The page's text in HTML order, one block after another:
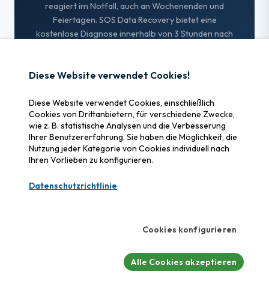
reagiert im Notfall, auch an Wochenenden und
Feiertagen. SOS Data Recovery bietet eine
kostenlose Diagnose innerhalb von 3 Stunden nach
+41 840 440 840
Kosten online schätzen
Sicherheitswarnungen
Cybersicherheitswarnungen und Präventionsleitfäden. Kein
Spam — nur nützliche Inhalte.
Diese Website verwendet Cookies!
Diese Website verwendet Cookies, einschließlich
Cookies von Drittanbietern, für verschiedene Zwecke,
wie z. B. statistische Analysen und die Verbesserung
Ihrer Benutzererfahrung. Sie haben die Möglichkeit, die
Nutzung jeder Kategorie von Cookies individuell nach
Ihren Vorlieben zu konfigurieren.
Datenschutzrichtlinie
Cookies konfigurieren
Alle Cookies akzeptieren